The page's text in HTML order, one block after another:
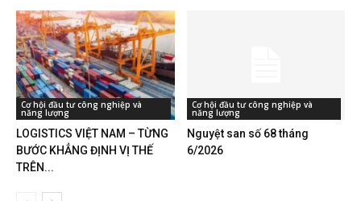
Cơ hội đầu tư công nghiệp và
năng lượng
LOGISTICS VIỆT NAM – TỪNG
BƯỚC KHẲNG ĐỊNH VỊ THẾ
TRÊN...
Cơ hội đầu tư công nghiệp và
năng lượng
Nguyệt san số 68 tháng
6/2026